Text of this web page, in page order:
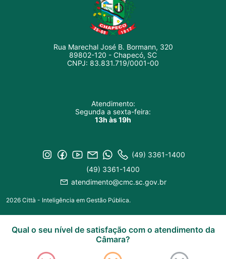
Rua Marechal José B. Bormann, 320
89802-120 - Chapecó, SC
CNPJ: 83.831.719/0001-00
Atendimento:
Segunda a sexta-feira:
13h às 19h
(49) 3361-1400
(49) 3361-1400
atendimento@cmc.sc.gov.br
2026 Città - Inteligência em Gestão Pública.
Qual o seu nível de satisfação com o atendimento da
Câmara?